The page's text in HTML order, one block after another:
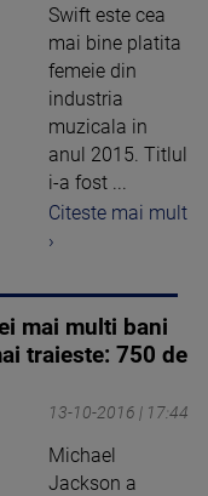
Swift este cea
mai bine platita
femeie din
industria
muzicala in
anul 2015. Titlul
i-a fost ...
Citeste mai mult
›
mai multi bani
traieste: 750 de
13-10-2016 | 17:44
Michael
Jackson a